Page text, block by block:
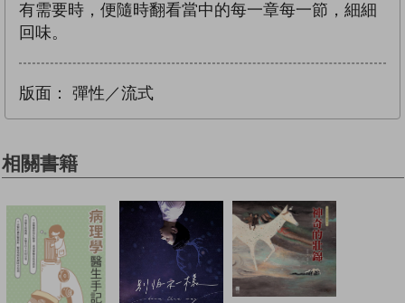
有需要時，便隨時翻看當中的每一章每一節，細細
回味。
版面： 彈性／流式
相關書籍